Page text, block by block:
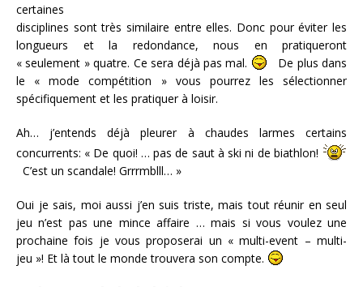
certaines
disciplines sont très similaire entre elles. Donc pour éviter les
longueurs et la redondance, nous en pratiqueront
« seulement » quatre. Ce sera déjà pas mal.
De plus dans
le « mode compétition » vous pourrez les sélectionner
spécifiquement et les pratiquer à loisir.
Ah… j’entends déjà pleurer à chaudes larmes certains
concurrents: « De quoi! … pas de saut à ski ni de biathlon!
C’est un scandale! Grrrmblll… »
Oui je sais, moi aussi j’en suis triste, mais tout réunir en seul
jeu n’est pas une mince affaire … mais si vous voulez une
prochaine fois je vous proposerai un « multi-event – multi-
jeu »! Et là tout le monde trouvera son compte.